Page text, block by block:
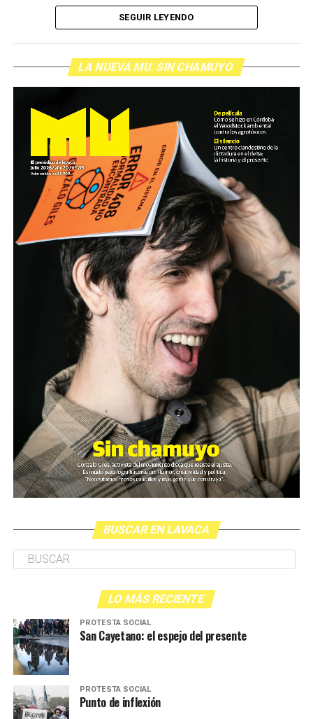
de cabecera Hugo López va a dar una definición
inolvidable sobre los normales y los anormales. Como
siempre, Pablo Marchetti que llega con música y con El
grito pelado.(Escuchá el programa completo)
Descargar los archivos de audio:Bloque 1/Bloque 2
Foto: Nacho Yuchark
Descargar el programa
La reproducción de este programa es libre. Sólo tenés
que mandar un mail a
infolavaca@yahoo.com.arpara
emitir todos los programas de Decí MU
SEGUIR LEYENDO
LA NUEVA MU. SIN CHAMUYO
BUSCAR EN LAVACA
LO MÁS RECIENTE
PROTESTA SOCIAL
San Cayetano: el espejo del presente
PROTESTA SOCIAL
Punto de inflexión